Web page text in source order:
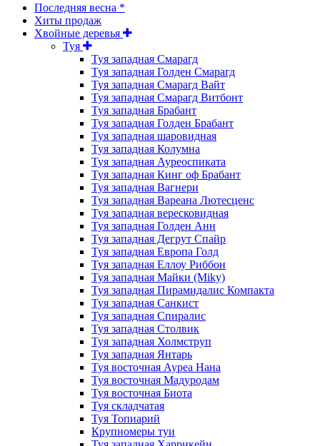
Последняя весна *
Хиты продаж
Хвойные деревья
Туя
Туя западная Смарагд
Туя западная Голден Смарагд
Туя западная Смарагд Вайт
Туя западная Смарагд Витбонт
Туя западная Брабант
Туя западная Голден Брабант
Туя западная шаровидная
Туя западная Колумна
Туя западная Ауреоспиката
Туя западная Кинг оф Брабант
Туя западная Вагнери
Туя западная Вареана Лютесценс
Туя западная вересковидная
Туя западная Голден Анн
Туя западная Дегрут Спайр
Туя западная Европа Голд
Туя западная Еллоу Риббон
Туя западная Майки (Miky)
Туя западная Пирамидалис Компакта
Туя западная Санкист
Туя западная Спиралис
Туя западная Столвик
Туя западная Холмструп
Туя западная Янтарь
Туя восточная Ауреа Нана
Туя восточная Мадуродам
Туя восточная Биота
Туя складчатая
Туя Топиарий
Крупномеры туи